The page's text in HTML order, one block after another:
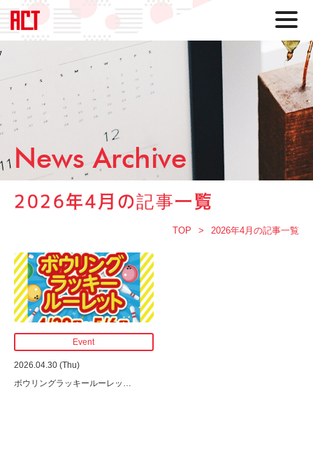
News Archive
2026年4月の記事一覧
TOP 2026年4月の記事一覧
Event
2026.04.30 (Thu)
ボウリングラッキールーレッ …